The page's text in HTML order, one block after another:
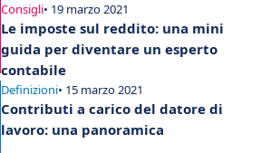
Consigli• 19 marzo 2021
Le imposte sul reddito: una mini
guida per diventare un esperto
contabile
Definizioni• 15 marzo 2021
Contributi a carico del datore di
lavoro: una panoramica